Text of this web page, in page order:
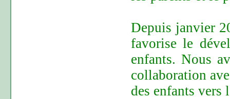
Depuis janvier
favorise le
enfants. Nous
collaboration
des enfants vers